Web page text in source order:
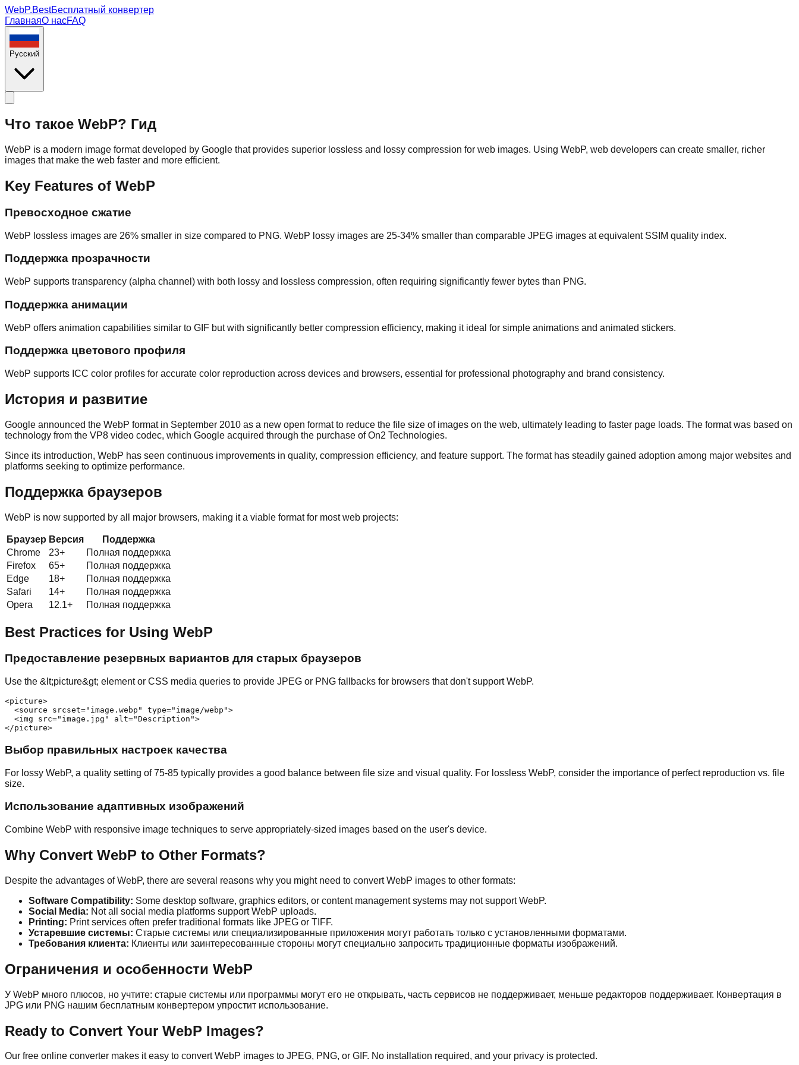
WebP.BestБесплатный конвертер
ГлавнаяО насFAQ
Русский
Что такое WebP? Гид
WebP is a modern image format developed by Google that provides superior lossless and lossy compression for web images. Using WebP, web developers can create smaller, richer
images that make the web faster and more efficient.
Key Features of WebP
Превосходное сжатие
WebP lossless images are 26% smaller in size compared to PNG. WebP lossy images are 25-34% smaller than comparable JPEG images at equivalent SSIM quality index.
Поддержка прозрачности
WebP supports transparency (alpha channel) with both lossy and lossless compression, often requiring significantly fewer bytes than PNG.
Поддержка анимации
WebP offers animation capabilities similar to GIF but with significantly better compression efficiency, making it ideal for simple animations and animated stickers.
Поддержка цветового профиля
WebP supports ICC color profiles for accurate color reproduction across devices and browsers, essential for professional photography and brand consistency.
История и развитие
Google announced the WebP format in September 2010 as a new open format to reduce the file size of images on the web, ultimately leading to faster page loads. The format was based on
technology from the VP8 video codec, which Google acquired through the purchase of On2 Technologies.
Since its introduction, WebP has seen continuous improvements in quality, compression efficiency, and feature support. The format has steadily gained adoption among major websites and
platforms seeking to optimize performance.
Поддержка браузеров
WebP is now supported by all major browsers, making it a viable format for most web projects:
Браузер Версия
Поддержка
Chrome
23+
Полная поддержка
Firefox
65+
Полная поддержка
Edge
18+
Полная поддержка
Safari
14+
Полная поддержка
Opera
12.1+ Полная поддержка
Best Practices for Using WebP
Предоставление резервных вариантов для старых браузеров
Use the &lt;picture&gt; element or CSS media queries to provide JPEG or PNG fallbacks for browsers that don't support WebP.
<picture>
  <source srcset="image.webp" type="image/webp">
  <img src="image.jpg" alt="Description">
</picture>
Выбор правильных настроек качества
For lossy WebP, a quality setting of 75-85 typically provides a good balance between file size and visual quality. For lossless WebP, consider the importance of perfect reproduction vs. file
size.
Использование адаптивных изображений
Combine WebP with responsive image techniques to serve appropriately-sized images based on the user's device.
Why Convert WebP to Other Formats?
Despite the advantages of WebP, there are several reasons why you might need to convert WebP images to other formats:
Software Compatibility: Some desktop software, graphics editors, or content management systems may not support WebP.
Social Media: Not all social media platforms support WebP uploads.
Printing: Print services often prefer traditional formats like JPEG or TIFF.
Устаревшие системы: Старые системы или специализированные приложения могут работать только с установленными форматами.
Требования клиента: Клиенты или заинтересованные стороны могут специально запросить традиционные форматы изображений.
Ограничения и особенности WebP
У WebP много плюсов, но учтите: старые системы или программы могут его не открывать, часть сервисов не поддерживает, меньше редакторов поддерживает. Конвертация в
JPG или PNG нашим бесплатным конвертером упростит использование.
Ready to Convert Your WebP Images?
Our free online converter makes it easy to convert WebP images to JPEG, PNG, or GIF. No installation required, and your privacy is protected.